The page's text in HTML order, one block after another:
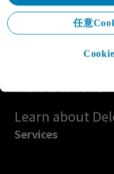
Get in touch
Explore careers
Learn about
Services
任意